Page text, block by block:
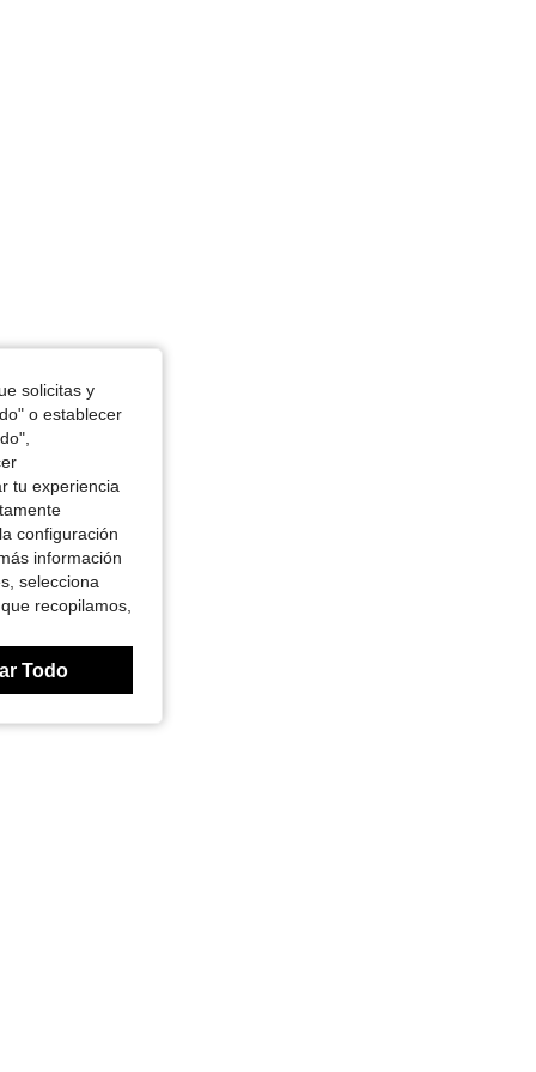
de arena, Busto: 92 cm / 36 in, Color: Negro, Talla: S
solicitas y
o establecer
tu experiencia
configuración
información
selecciona
recopilamos,
Todo